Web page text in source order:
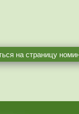
на страницу